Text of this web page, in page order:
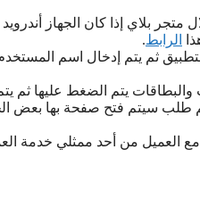
متجر بلاي إذا كان الجهاز
الرابط.
ثم يتم إدخال اسم
يتم الضغط عليها ثم
طلب سيتم فتح صفحة بها
العميل من أحد ممثلي خدمة